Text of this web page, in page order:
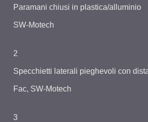
Paramani chiusi in plastica/alluminio
SW-Motech
2
Specchietti laterali pieghevoli con
Fac, SW-Motech
3